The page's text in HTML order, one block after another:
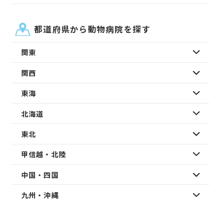
都道府県から動物病院を探す
関東
関西
東海
北海道
東北
甲信越・北陸
中国・四国
九州・沖縄